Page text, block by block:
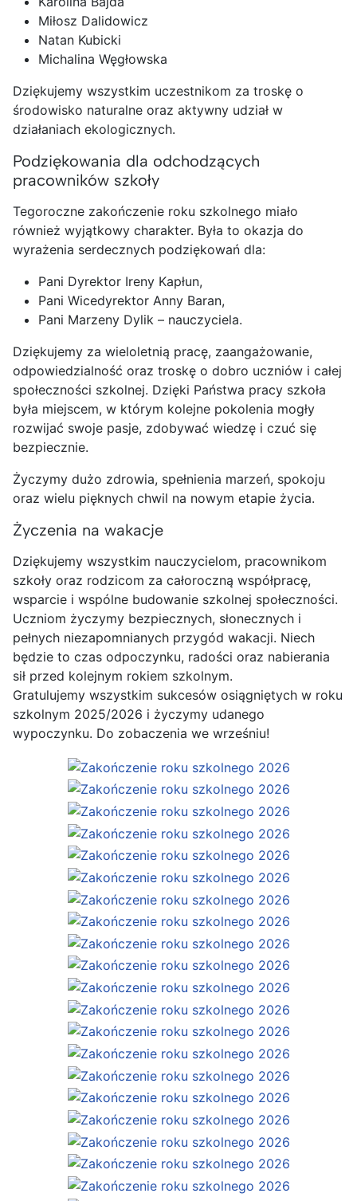
Miłosz Dalidowicz
Natan Kubicki
Michalina Węgłowska
Dziękujemy wszystkim uczestnikom za troskę o
środowisko naturalne oraz aktywny udział w
działaniach ekologicznych.
Podziękowania dla odchodzących
pracowników szkoły
Tegoroczne zakończenie roku szkolnego miało
również wyjątkowy charakter. Była to okazja do
wyrażenia serdecznych podziękowań dla:
Pani Dyrektor Ireny Kapłun,
Pani Wicedyrektor Anny Baran,
Pani Marzeny Dylik – nauczyciela.
Dziękujemy za wieloletnią pracę, zaangażowanie,
odpowiedzialność oraz troskę o dobro uczniów i całej
społeczności szkolnej. Dzięki Państwa pracy szkoła
była miejscem, w którym kolejne pokolenia mogły
rozwijać swoje pasje, zdobywać wiedzę i czuć się
bezpiecznie.
Życzymy dużo zdrowia, spełnienia marzeń, spokoju
oraz wielu pięknych chwil na nowym etapie życia.
Życzenia na wakacje
Dziękujemy wszystkim nauczycielom, pracownikom
szkoły oraz rodzicom za całoroczną współpracę,
wsparcie i wspólne budowanie szkolnej społeczności.
Uczniom życzymy bezpiecznych, słonecznych i
pełnych niezapomnianych przygód wakacji. Niech
będzie to czas odpoczynku, radości oraz nabierania
sił przed kolejnym rokiem szkolnym.
Gratulujemy wszystkim sukcesów osiągniętych w roku
szkolnym 2025/2026 i życzymy udanego
wypoczynku. Do zobaczenia we wrześniu!